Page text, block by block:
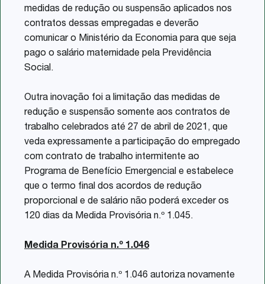
medidas de redução ou suspensão aplicados nos
contratos dessas empregadas e deverão
comunicar o Ministério da Economia para que seja
pago o salário maternidade pela Previdência
Social.
Outra inovação foi a limitação das medidas de
redução e suspensão somente aos contratos de
trabalho celebrados até 27 de abril de 2021, que
veda expressamente a participação do empregado
com contrato de trabalho intermitente ao
Programa de Benefício Emergencial e estabelece
que o termo final dos acordos de redução
proporcional e de salário não poderá exceder os
120 dias da Medida Provisória n.º 1.045.
Medida Provisória n.º 1.046
A Medida Provisória n.º 1.046 autoriza novamente